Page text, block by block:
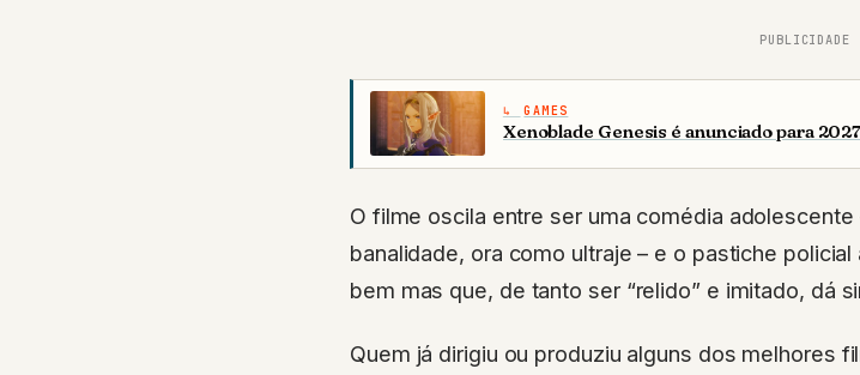
Xenoblade Genesis é anunciado para
banalidade, ora como ultraje – e o pastiche policial
bem mas que, de tanto ser “relido” e imitado, dá
poderia ter mais cuidado com o material de seus